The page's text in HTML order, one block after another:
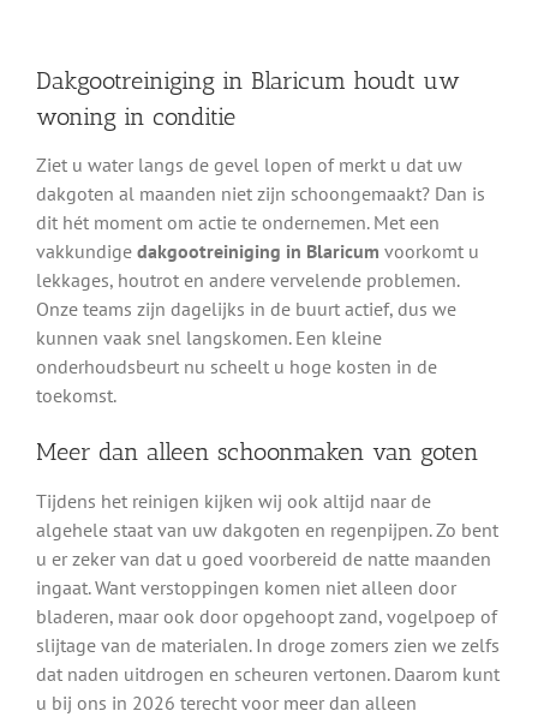
Dakgootreiniging in Blaricum houdt uw
woning in conditie
Ziet u water langs de gevel lopen of merkt u dat uw
dakgoten al maanden niet zijn schoongemaakt? Dan is
dit hét moment om actie te ondernemen. Met een
vakkundige dakgootreiniging in Blaricum voorkomt u
lekkages, houtrot en andere vervelende problemen.
Onze teams zijn dagelijks in de buurt actief, dus we
kunnen vaak snel langskomen. Een kleine
onderhoudsbeurt nu scheelt u hoge kosten in de
toekomst.
Meer dan alleen schoonmaken van goten
Tijdens het reinigen kijken wij ook altijd naar de
algehele staat van uw dakgoten en regenpijpen. Zo bent
u er zeker van dat u goed voorbereid de natte maanden
ingaat. Want verstoppingen komen niet alleen door
bladeren, maar ook door opgehoopt zand, vogelpoep of
slijtage van de materialen. In droge zomers zien we zelfs
dat naden uitdrogen en scheuren vertonen. Daarom kunt
u bij ons in 2026 terecht voor meer dan alleen